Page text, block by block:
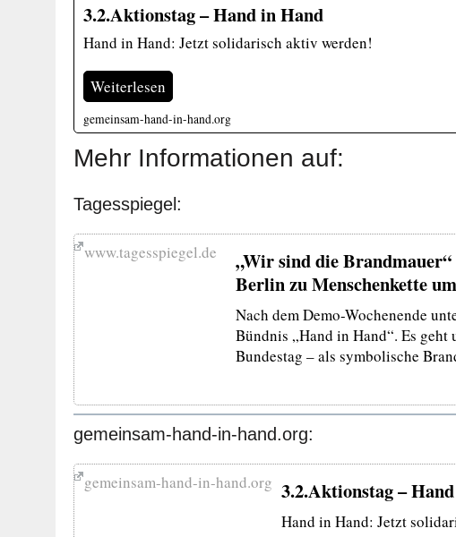
3.2.Aktionstag – Hand in Hand
Hand in Hand: Jetzt solidarisch aktiv werden!
Weiterlesen
gemeinsam-hand-in-hand.org
Mehr Informationen auf:
Tagesspiegel:
www.tagesspiegel.de
„Wir sind die
Berlin zu Menschenkette
Nach dem Demo-Wochenende
Bündnis „Hand in Hand“. Es geht
Bundestag – als symbolische
gemeinsam-hand-in-hand.org:
gemeinsam-hand-in-hand.org 3.2.Aktionstag –
Hand in Hand: Jetzt